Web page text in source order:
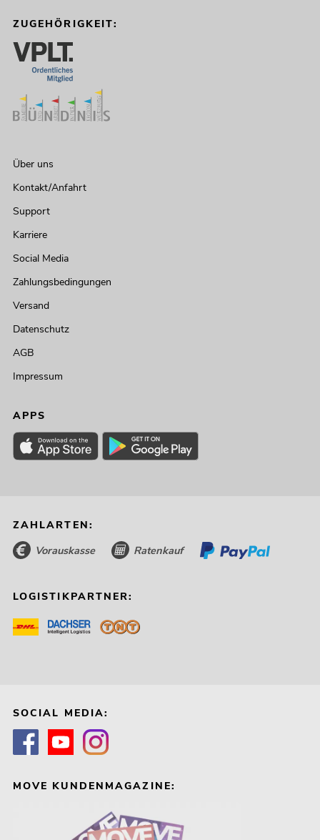
ZUGEHÖRIGKEIT:
Über uns
Kontakt/Anfahrt
Support
Karriere
Social Media
Zahlungsbedingungen
Versand
Datenschutz
AGB
Impressum
APPS
ZAHLARTEN:
Vorauskasse Ratenkauf
LOGISTIKPARTNER:
SOCIAL MEDIA:
MOVE KUNDENMAGAZINE: